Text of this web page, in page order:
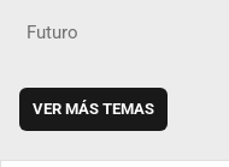
Futuro
VER MÁS TEMAS